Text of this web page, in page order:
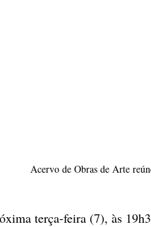
Acervo de Obras de Arte
terça-feira (7), às